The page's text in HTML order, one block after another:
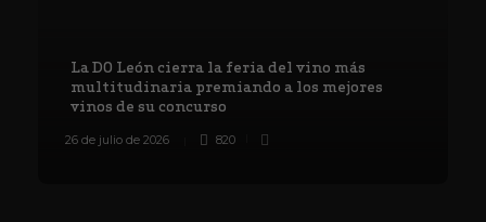
La DO León cierra la feria del vino más
multitudinaria premiando a los mejores
vinos de su concurso
26 de julio de 2026 820